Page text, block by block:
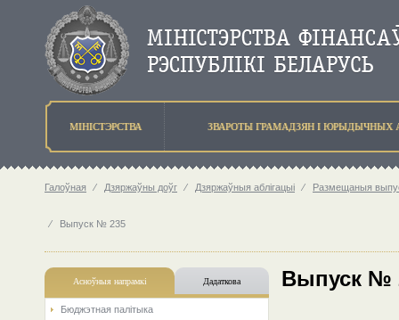
МIНIСТЭРСТВА ЗВАРОТЫ ГРАМАДЗЯН I ЮРЫДЫЧНЫХ
Галоўная ⁄ Дзяржаўны доўг ⁄ Дзяржаўныя аблігацыі ⁄ Размещаныя
⁄ Выпуск № 235
Асноўныя напрамкi Дадаткова
Бюджэтная палiтыка
Выпуск №